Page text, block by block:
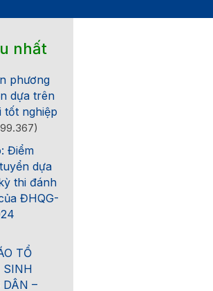
nhất
phương
dựa trên
tốt nghiệp
Điểm
dựa
thi đánh
ĐHQG-
TỔ
SINH
DÂN –